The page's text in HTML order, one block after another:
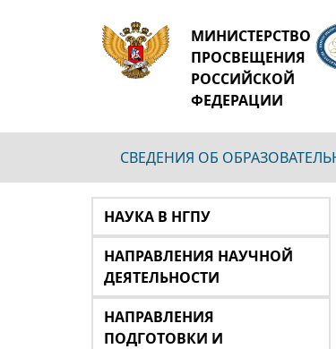
МИНИСТЕРСТВО
ПРОСВЕЩЕНИЯ
РОССИЙСКОЙ
ФЕДЕРАЦИИ
СВЕДЕНИЯ ОБ
НАУКА В НГПУ
НАПРАВЛЕНИЯ НАУЧНОЙ
ДЕЯТЕЛЬНОСТИ
НАПРАВЛЕНИЯ
ПОДГОТОВКИ И